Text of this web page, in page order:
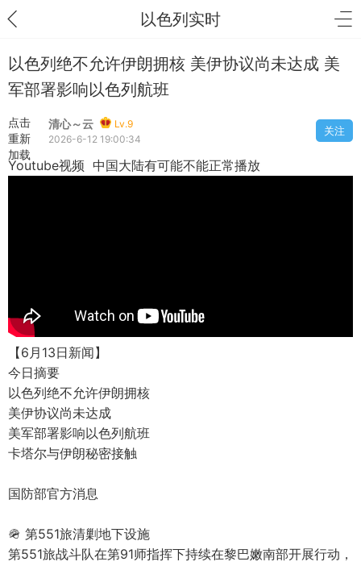
以色列实时
以色列绝不允许伊朗拥核 美伊协议尚未达成 美
军部署影响以色列航班
点击
重新
加载
清心～云
Lv.9
2026-6-12 19:00:34
关注
Youtube视频 中国大陆有可能不能正常播放
【6月13日新闻】
今日摘要
以色列绝不允许伊朗拥核
美伊协议尚未达成
美军部署影响以色列航班
卡塔尔与伊朗秘密接触
国防部官方消息
🪖 第551旅清剿地下设施
第551旅战斗队在第91师指挥下持续在黎巴嫩南部开展行动，